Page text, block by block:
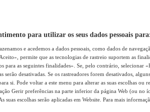
para utilizar os seus dados pessoais
e acedemos a dados pessoais, como dados de
permite que as tecnologias de rastreio suportem as
para as seguintes finalidades». Se, pelo contrário, selecionar
serão desativadas. Se os rastreadores forem desativados,
si. Pode voltar a este menu para alterar as suas escolhas ou
Gerir preferências na parte inferior da página Web (ou no
suas escolhas serão aplicadas em Website. Para mais